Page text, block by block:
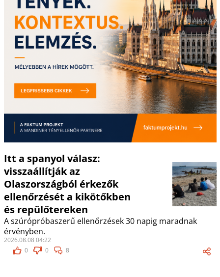
Itt a spanyol válasz:
visszaállítják az
Olaszországból érkezők
ellenőrzését a kikötőkben
és repülőtereken
A szúrópróbaszerű ellenőrzések 30 napig maradnak
érvényben.
2026.08.08 04:22
0
0 8